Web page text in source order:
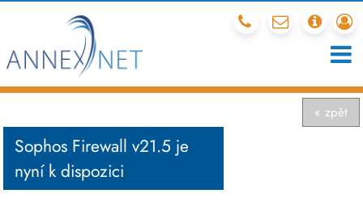
212 341 540
mail
« zpět
Sophos Firewall v21.5 je
nyní k dispozici